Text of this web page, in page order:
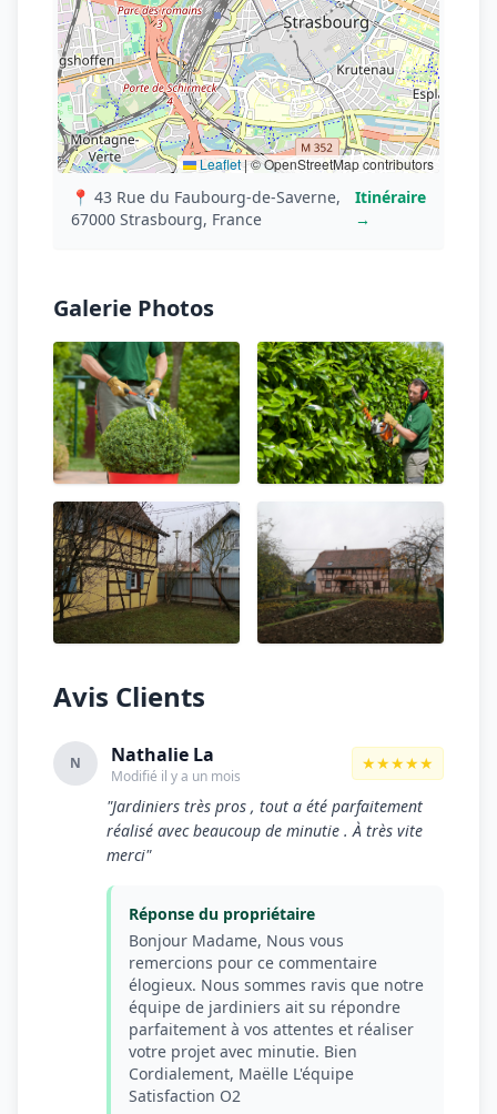
Leaflet|© OpenStreetMap contributors
📍 43 Rue du Faubourg-de-Saverne,
67000 Strasbourg, France
Itinéraire
→
Galerie Photos
Avis Clients
N Nathalie La
Modifié il y a un mois
★★★★★
"Jardiniers très pros , tout a été parfaitement
réalisé avec beaucoup de minutie . À très vite
merci"
Réponse du propriétaire
Bonjour Madame, Nous vous
remercions pour ce commentaire
élogieux. Nous sommes ravis que notre
équipe de jardiniers ait su répondre
parfaitement à vos attentes et réaliser
votre projet avec minutie. Bien
Cordialement, Maëlle L'équipe
Satisfaction O2